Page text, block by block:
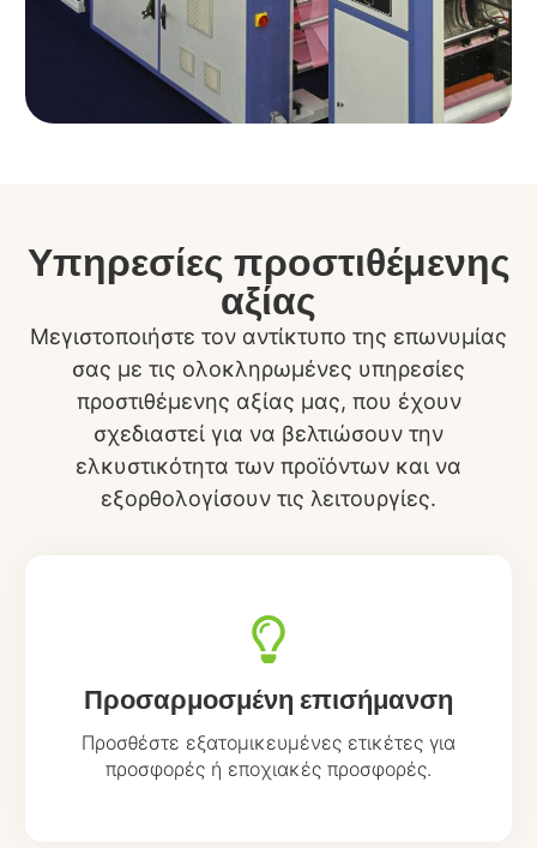
Προσαρμοσμένη επισήμανση
Προσθέστε εξατομικευμένες ετικέτες για
προσφορές ή εποχιακές προσφορές.
Υπηρεσίες προστιθέμενης
αξίας
Μεγιστοποιήστε τον αντίκτυπο της επωνυμίας
σας με τις ολοκληρωμένες υπηρεσίες
προστιθέμενης αξίας μας, που έχουν
σχεδιαστεί για να βελτιώσουν την
ελκυστικότητα των προϊόντων και να
εξορθολογίσουν τις λειτουργίες.